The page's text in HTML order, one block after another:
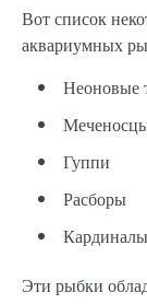
Вот список
аквариумных
Неоновые
Гуппи
Расборы
Кардиналы
Эти рыбки